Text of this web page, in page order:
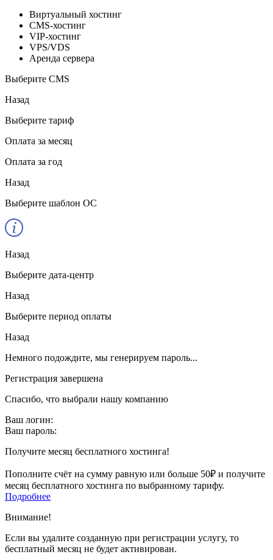
Виртуальный хостинг
CMS-хостинг
VIP-хостинг
VPS/VDS
Аренда сервера
Выберите CMS
Назад
Выберите тариф
Оплата за месяц
Оплата за год
Назад
Выберите шаблон ОС
Назад
Выберите дата-центр
Назад
Выберите период оплаты
Назад
Немного подождите, мы генерируем пароль...
Регистрация завершена
Спасибо, что выбрали нашу компанию
Ваш логин:
Ваш пароль:
Получите месяц бесплатного хостинга!
Пополните счёт на сумму равную или больше 50₽ и получите
месяц бесплатного хостинга по выбранному тарифу.
Подробнее
Внимание!
Если вы удалите созданную при регистрации услугу, то
бесплатный месяц не будет активирован.